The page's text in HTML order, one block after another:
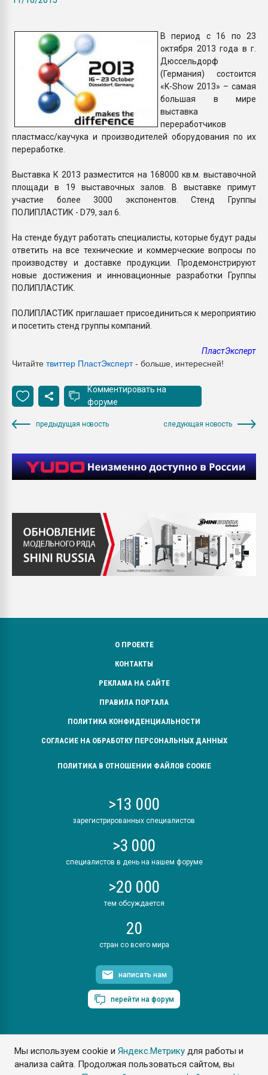
Мы используем cookie иЯндекс.Метрику для работы и
анализа сайта. Продолжая пользоваться сайтом, вы
ПЕРЕЙТИ НА
В период с 16 по 23
октября 2013 года в г.
Дюссельдорф
(Германия) состоится
«K-Show 2013» – самая
большая в мире
выставка
переработчиков
пластмасс/каучука и производителей оборудования по их
переработке.
Выставка К 2013 разместится на 168000 кв.м. выставочной
площади в 19 выставочных залов. В выставке примут
участие более 3000 экспонентов. Стенд Группы
ПОЛИПЛАСТИК - D79, зал 6.
На стенде будут работать специалисты, которые будут рады
ответить на все технические и коммерческие вопросы по
производству и доставке продукции. Продемонстрируют
новые достижения и инновационные разработки Группы
ПОЛИПЛАСТИК.
ПОЛИПЛАСТИК приглашает присоединиться к мероприятию
и посетить стенд группы компаний.
ПластЭксперт
Читайте твиттер ПластЭксперт- больше, интересней!
Комментировать на
форуме
предыдущая новость следующая новость
О ПРОЕКТЕ
КОНТАКТЫ
РЕКЛАМА НА САЙТЕ
ПРАВИЛА ПОРТАЛА
ПОЛИТИКА КОНФИДЕНЦИАЛЬНОСТИ
СОГЛАСИЕ НА ОБРАБОТКУ ПЕРСОНАЛЬНЫХ ДАННЫХ
ПОЛИТИКА В ОТНОШЕНИИ ФАЙЛОВ COOKIE
>13 000
зарегистрированных специалистов
>3 000
специалистов в день на нашем форуме
>20 000
тем обсуждается
20
стран со всего мира
написать нам
перейти на форум
ПластЭксперт © 2006. Все права защищены
Разрешается копирование материалов сайта с обязательной